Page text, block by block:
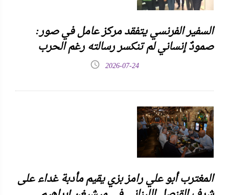
السفير الفرنسي يتفقد مركز عامل في صور:
صمودٌ إنساني لم تنكسر رسالته رغم الحرب
2026-07-24
المغترب أبو علي رامز بزي يقيم مأدبة غداء على